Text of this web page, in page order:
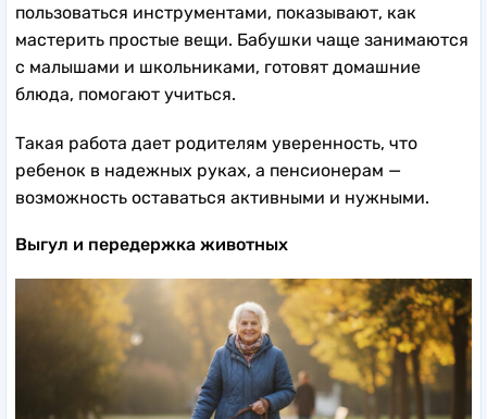
пользоваться инструментами, показывают, как
мастерить простые вещи. Бабушки чаще занимаются
с малышами и школьниками, готовят домашние
блюда, помогают учиться.
Такая работа дает родителям уверенность, что
ребенок в надежных руках, а пенсионерам —
возможность оставаться активными и нужными.
Выгул и передержка животных